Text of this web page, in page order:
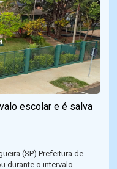
escolar e é salva
(SP) Prefeitura de
durante o intervalo